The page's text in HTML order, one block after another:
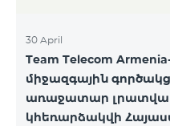
30 April
Team Telecom
միջազգային
առաջատար
կհեռարձակվի